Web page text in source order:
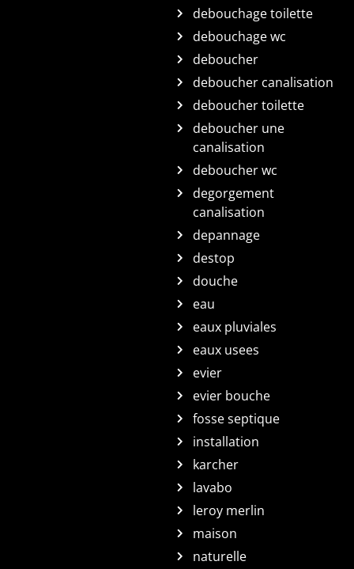
debouchage toilette
debouchage wc
deboucher
deboucher canalisation
deboucher toilette
deboucher une
canalisation
deboucher wc
degorgement
canalisation
depannage
destop
douche
eau
eaux pluviales
eaux usees
evier
evier bouche
fosse septique
installation
karcher
lavabo
leroy merlin
maison
naturelle